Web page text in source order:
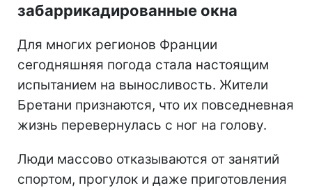
забаррикадированные окна
Для многих регионов Франции
сегодняшняя погода стала настоящим
испытанием на выносливость. Жители
Бретани признаются, что их повседневная
жизнь перевернулась с ног на голову.
Люди массово отказываются от занятий
спортом, прогулок и даже приготовления